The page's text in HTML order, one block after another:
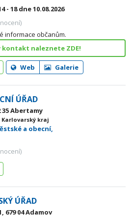
- 18dne 10.08.2026
informace občanům.
kontakt naleznete ZDE!
Web Galerie
ÚŘAD
35 Abertamy
Karlovarský kraj
a obecní,
ÚŘAD
679 04 Adamov